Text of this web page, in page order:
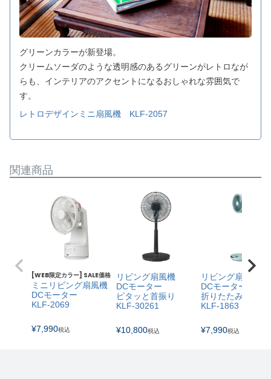
グリーンカラーが新登場。
クリームソーダのような透明感のあるグリーンがレトロなが
らも、インテリアのアクセントになるおしゃれな雰囲気で
す。
レトロデザインミニ扇風機 KLF-2057
関連商品
[WEB限定カラー] SALE価格
ミニリビング扇風機
DCモーター
KLF-2069
¥7,990税込
リビング扇風機
DCモーター
ピタッと首振り
KLF-30261
¥10,800税込
リビング扇風機
DCモーター
折りたたみ
KLF-1863
¥7,990税込